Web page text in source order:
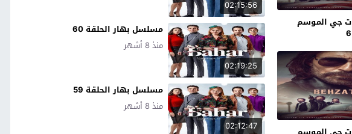
جي الموسم
02:15:56
02:19:25
مسلسل بهار الحلقة 60
منذ 8 أشهر
02:12:47
مسلسل بهار الحلقة 59
منذ 8 أشهر